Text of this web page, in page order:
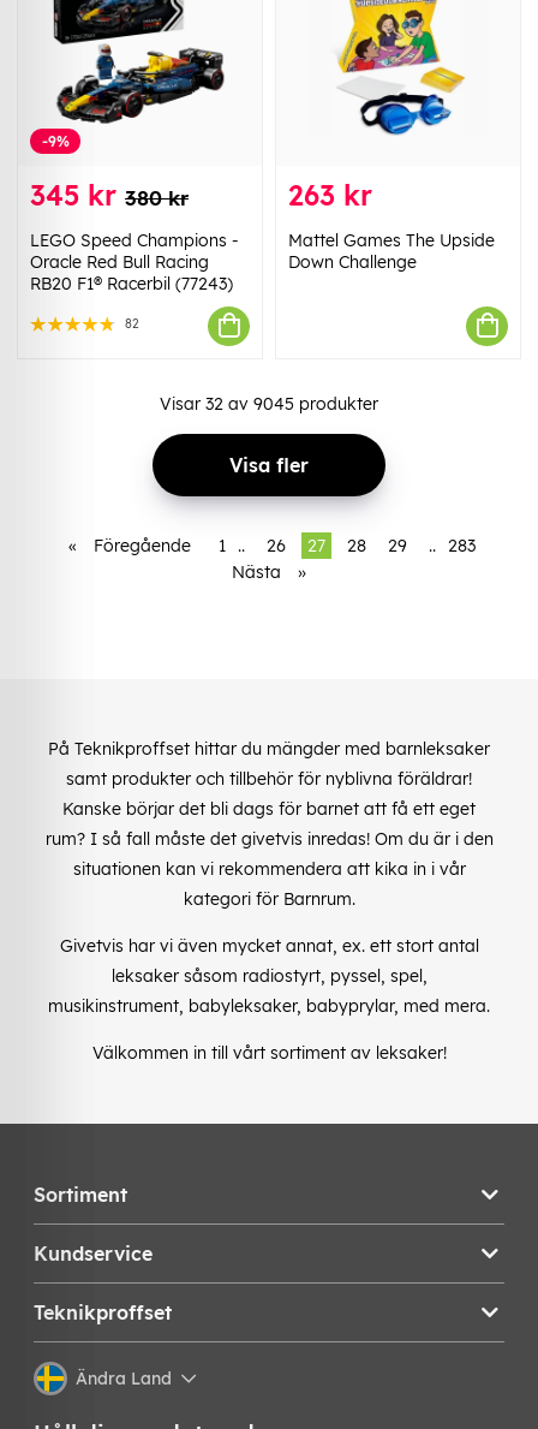
-9%
345 kr 380 kr
LEGO Speed Champions -
Oracle Red Bull Racing
RB20 F1® Racerbil (77243)
82
263 kr
Mattel Games The Upside
Down Challenge
Visar 32 av 9045 produkter
Visa fler
« Föregående 1 .. 26 27 28 29 .. 283
Nästa
»
På Teknikproffset hittar du mängder med barnleksaker
samt produkter och tillbehör för nyblivna föräldrar!
Kanske börjar det bli dags för barnet att få ett eget
rum? I så fall måste det givetvis inredas! Om du är i den
situationen kan vi rekommendera att kika in i vår
kategori för Barnrum.
Givetvis har vi även mycket annat, ex. ett stort antal
leksaker såsom radiostyrt, pyssel, spel,
musikinstrument, babyleksaker, babyprylar, med mera.
Välkommen in till vårt sortiment av leksaker!
Sortiment
Kundservice
Teknikproffset
Ändra Land